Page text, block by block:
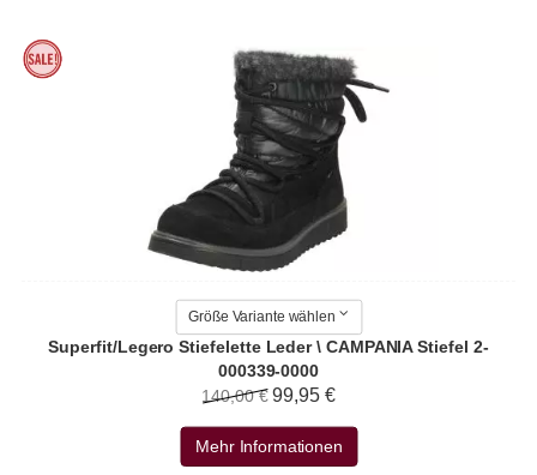
Größe Variante wählen
Superfit/Legero Stiefelette Leder \ CAMPANIA Stiefel 2-
000339-0000
140,00 € 99,95 €
Mehr Informationen